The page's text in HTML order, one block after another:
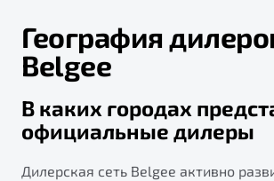
География
Belgee
В каких городах
официальные дилеры
Дилерская сеть Belgee активно